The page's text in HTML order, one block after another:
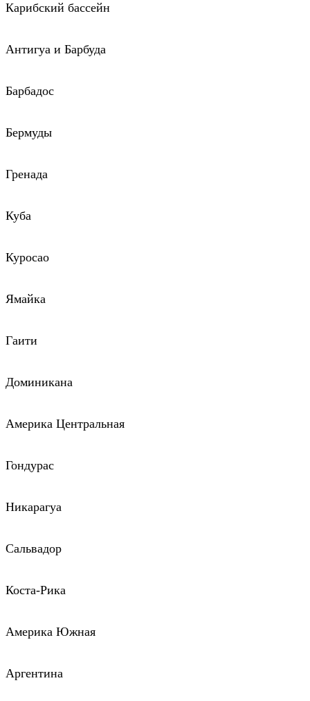
Карибский бассейн
Антигуа и Барбуда
Барбадос
Бермуды
Гренада
Куба
Куросао
Ямайка
Гаити
Доминикана
Америка Центральная
Гондурас
Никарагуа
Сальвадор
Коста-Рика
Америка Южная
Аргентина